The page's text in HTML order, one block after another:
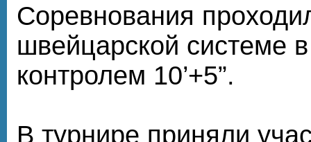
Соревнования
швейцарской системе
контролем 10’+5”.
В турнире приняли